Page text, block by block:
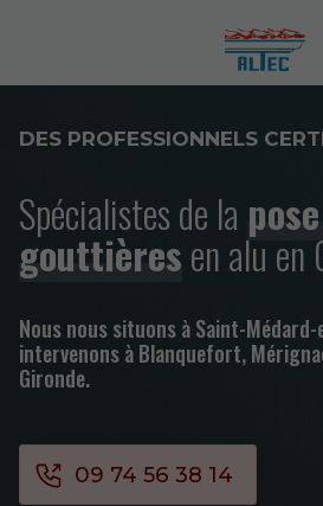
DES PROFESSIONNELS
Spécialistes de la
gouttièresen alu en
Nous nous situons à Saint-
intervenons à Blanquefort,
Gironde.
09 74 56 38 14